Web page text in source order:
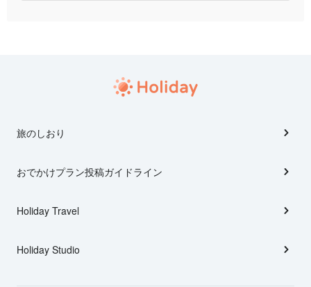
旅のしおり
おでかけプラン投稿ガイドライン
Holiday Travel
Holiday Studio